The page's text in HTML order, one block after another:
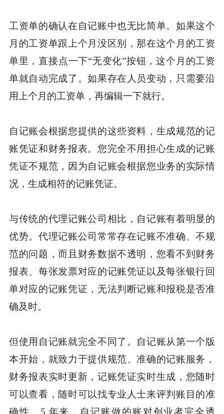
工资单的确认在自记账中也无比简单。如果这个
月的工资单跟上个月没区别，那在这个月的工资
单里，直接点一下“无变化”按钮，这个月的工资
单就自动完成了。如果存在人员变动，只需要沿
用上个月的工资单，再编辑一下就行。
自记账会根据您提供的这些资料，生成规范的记
账凭证和财务报表。您完全不用担心生成的记账
凭证不规范，因为自记账会根据您业务的实际情
况，生成相符的记账凭证。
与传统的代理记账公司相比，自记账有着明显的
优势。代理记账公司常常存在记账不准确、不规
范的问题，而且财务数据不透明，您看不到财务
报表、每张发票对应的记账凭证以及每张银行回
单对应的记账凭证，无法判断记账和报税是否准
确及时。
但使用自记账就完全不同了。自记账从第一个版
本开始，就致力于提供规范、准确的记账服务，
财务报表实时更新，记账凭证实时生成，您随时
可以查看，随时可以找专业人士来评判账目的准
确性。5 年来，自记账做的账对创业者完全透